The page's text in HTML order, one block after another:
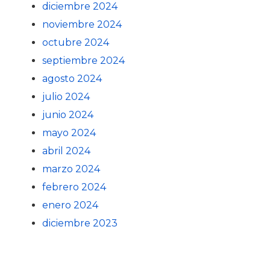
diciembre 2024
noviembre 2024
octubre 2024
septiembre 2024
agosto 2024
julio 2024
junio 2024
mayo 2024
abril 2024
marzo 2024
febrero 2024
enero 2024
diciembre 2023